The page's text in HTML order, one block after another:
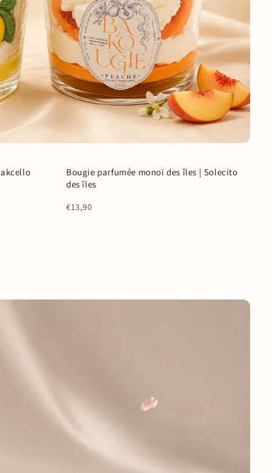
Coup de ❤️
Bougie parfumée monoï des îles | Solecito
des îles
€13,90